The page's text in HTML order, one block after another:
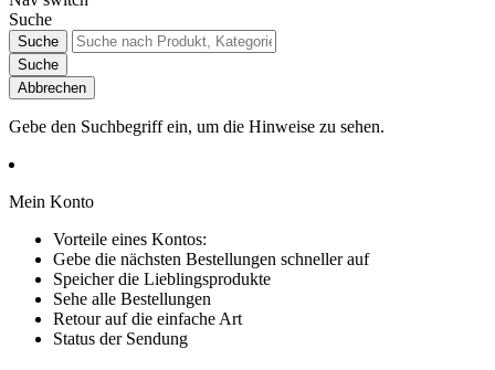
Suche
Suche
Suche
Abbrechen
Gebe den Suchbegriff ein, um die Hinweise zu sehen.
Mein Konto
Vorteile eines Kontos:
Gebe die nächsten Bestellungen schneller auf
Speicher die Lieblingsprodukte
Sehe alle Bestellungen
Retour auf die einfache Art
Status der Sendung